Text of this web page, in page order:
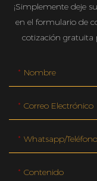
¡Simplemente deje
en el formulario de
cotización gratuita
Nombre
Correo Electrónico
Whatsapp/teléfono
Contenido